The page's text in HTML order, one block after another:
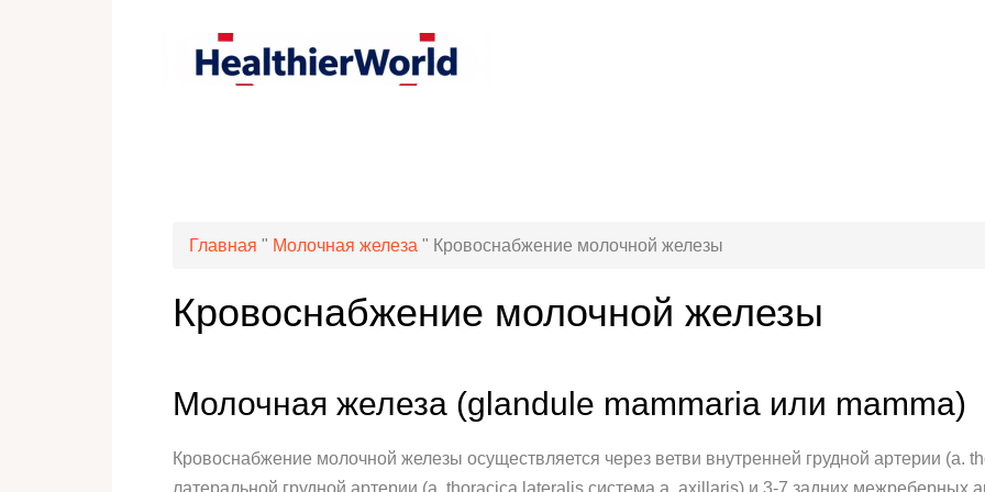
Главная " Молочная железа " Кровоснабжение молочной железы
Кровоснабжение молочной железы
Молочная железа (glandule mammaria или mamma)
Кровоснабжение молочной железы осуществляется через ветви внутренней грудной артерии (a.
латеральной грудной артерии (a. thoracica lateralis система a. axillaris) и 3-7 задних межреберных